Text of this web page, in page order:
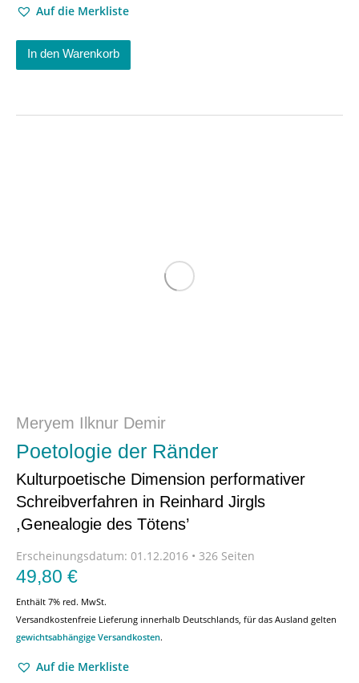
Auf die Merkliste
In den Warenkorb
Meryem Ilknur Demir
Poetologie der Ränder
Kulturpoetische Dimension performativer
Schreibverfahren in Reinhard Jirgls
,Genealogie des Tötens’
Erscheinungsdatum: 01.12.2016 • 326 Seiten
49,80 €
Enthält 7% red. MwSt.
Versandkostenfreie Lieferung innerhalb Deutschlands, für das Ausland gelten
gewichtsabhängige Versandkosten.
Auf die Merkliste